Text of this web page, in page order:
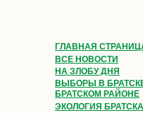
ГЛАВНАЯ
ВСЕ НОВОСТИ
НА ЗЛОБУ ДНЯ
ВЫБОРЫ В
БРАТСКОМ РАЙОНЕ
ЭКОЛОГИЯ БРАТСКА